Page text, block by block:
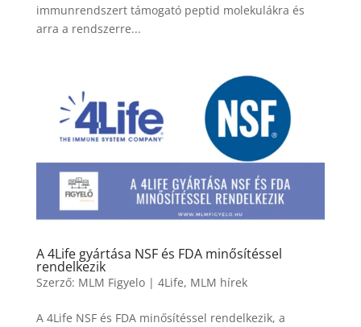
immunrendszert támogató peptid molekulákra és
arra a rendszerre...
A 4Life gyártása NSF és FDA minősítéssel
rendelkezik
Szerző: MLM Figyelo| 4Life, MLM hírek
A 4Life NSF és FDA minősítéssel rendelkezik, a